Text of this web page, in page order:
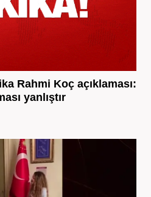
Rahmi Koç açıklaması:
yanlıştır